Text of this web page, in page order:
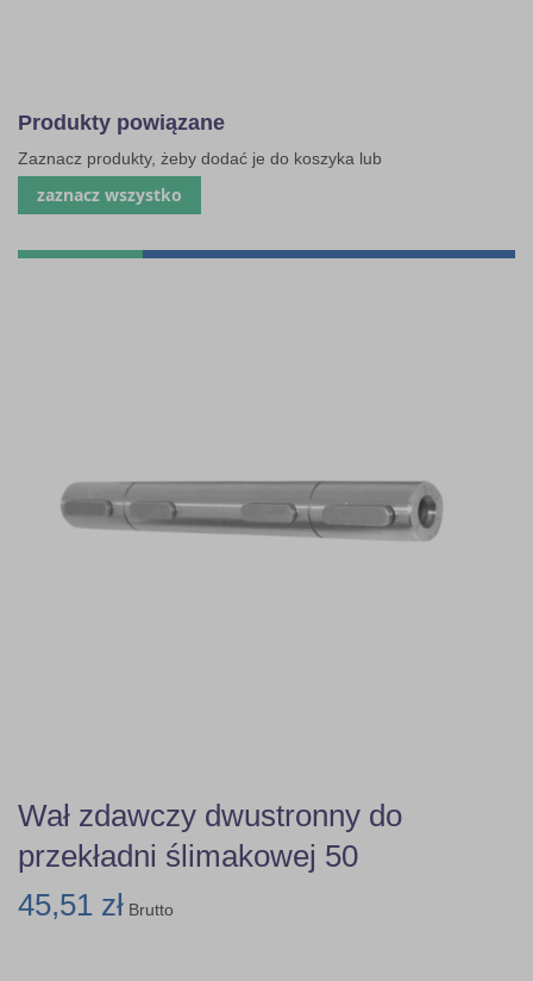
Produkty powiązane
Zaznacz produkty, żeby dodać je do koszyka lub
zaznacz wszystko
Wał zdawczy dwustronny do
przekładni ślimakowej 50
45,51 zł Brutto